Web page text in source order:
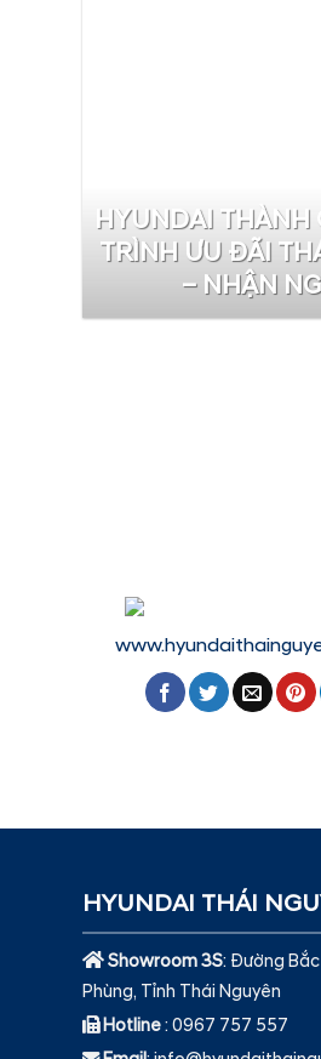
HYUNDAI THÀNH
TRÌNH ƯU ĐÃI
– NHẬN
HYUNDAI THÁI
Showroom 3S: Đường
Phùng, Tỉnh Thái Nguyên
Hotline: 0967 757 557